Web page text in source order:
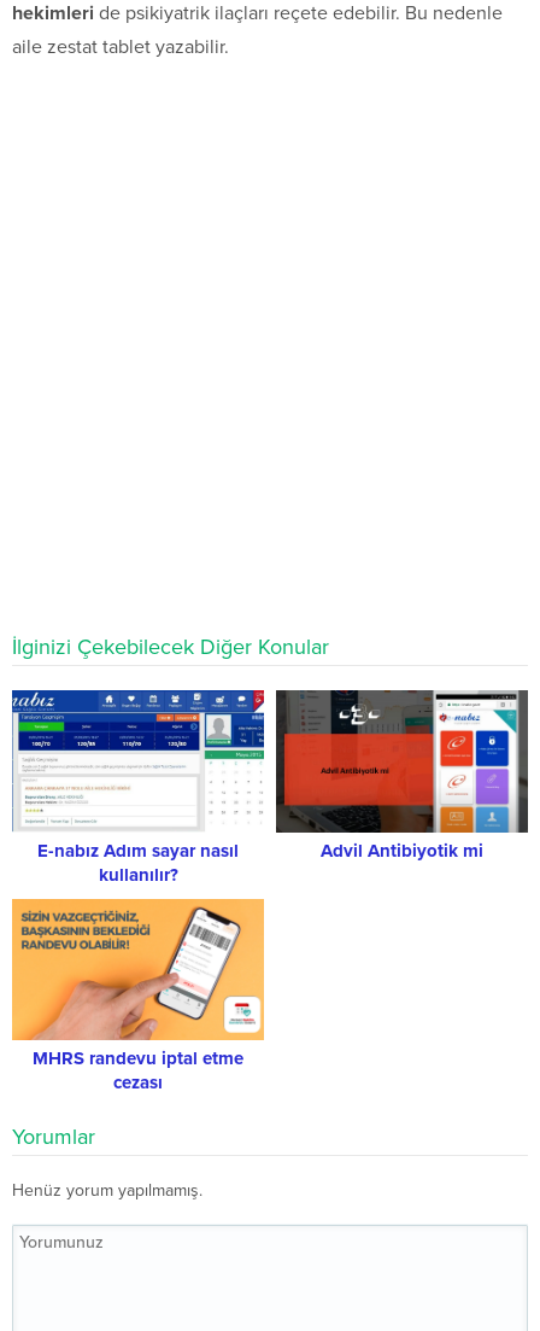
hekimleri de psikiyatrik ilaçları reçete edebilir. Bu nedenle
aile zestat tablet yazabilir.
İlginizi Çekebilecek Diğer Konular
E-nabız Adım sayar nasıl
kullanılır?
Advil Antibiyotik mi
MHRS randevu iptal etme
cezası
Yorumlar
Henüz yorum yapılmamış.